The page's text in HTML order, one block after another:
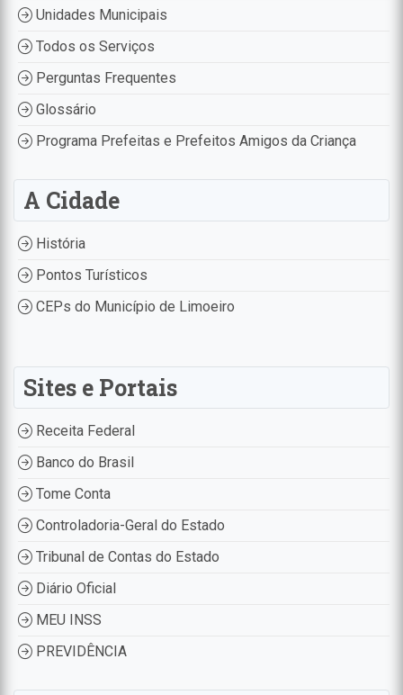
Unidades Municipais
Todos os Serviços
Perguntas Frequentes
Glossário
Programa Prefeitas e Prefeitos Amigos da Criança
A Cidade
História
Pontos Turísticos
CEPs do Município de Limoeiro
Sites e Portais
Receita Federal
Banco do Brasil
Tome Conta
Controladoria-Geral do Estado
Tribunal de Contas do Estado
Diário Oficial
MEU INSS
PREVIDÊNCIA